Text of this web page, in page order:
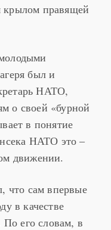
крылом правящей
был и
НАТО,
о своей «бурной
в понятие
НАТО это –
движении.
что сам впервые
в качестве
По его словам, в